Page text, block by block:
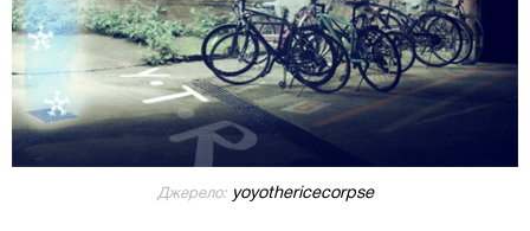
Джерело:yoyothericecorpse